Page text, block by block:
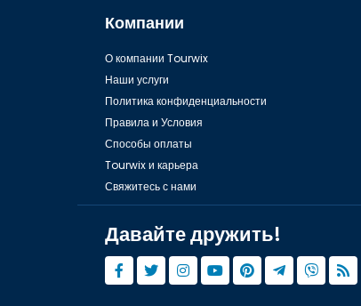
Компании
О компании Tourwix
Наши услуги
Политика конфиденциальности
Правила и Условия
Способы оплаты
Tourwix и карьера
Свяжитесь с нами
Давайте дружить!